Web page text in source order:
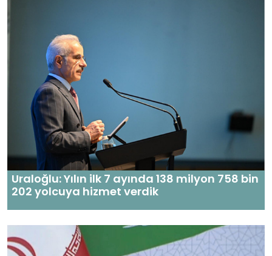
Uraloğlu: Yılın ilk 7 ayında 138 milyon 758 bin
202 yolcuya hizmet verdik